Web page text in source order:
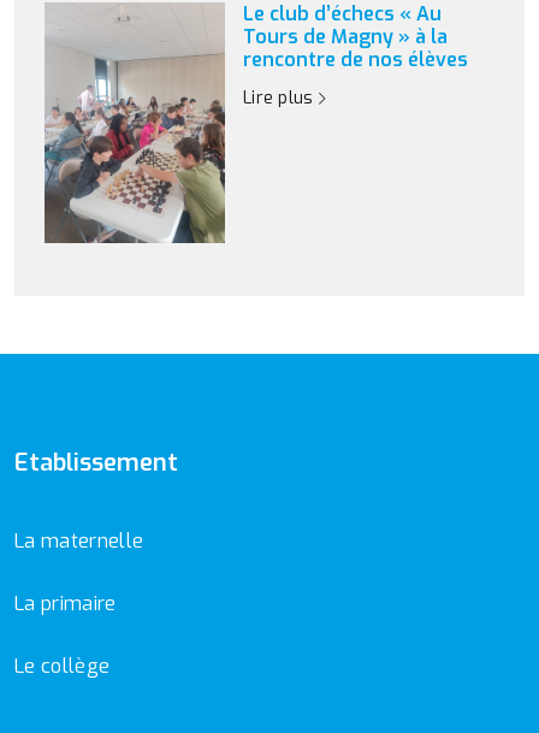
Le club d’échecs « Au
Tours de Magny » à la
rencontre de nos élèves
Lire plus
Etablissement
La maternelle
La primaire
Le collège